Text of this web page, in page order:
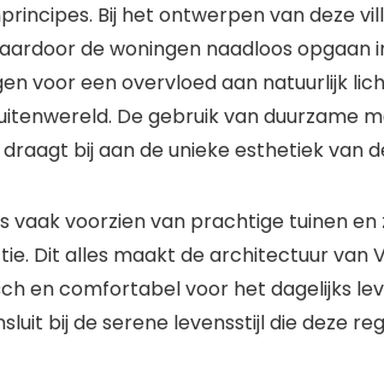
Bij het ontwerpen van deze
de woningen naadloos
voor een overvloed aan natuurlijk
De gebruik van duurzame
bij aan de unieke esthetiek van
vaak voorzien van prachtige tuinen
Dit alles maakt de architectuur van
en comfortabel voor het dagelijks
bij de serene levensstijl die deze